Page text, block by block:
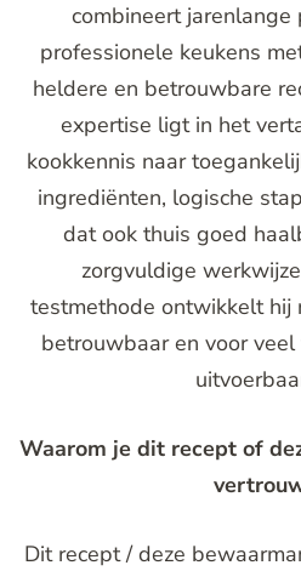
combineert jarenlange
professionele keukens
heldere en betrouwbare
expertise ligt in het
kookkennis naar
ingrediënten, logische
dat ook thuis goed
zorgvuldige
testmethode ontwikkelt hij
betrouwbaar en voor
Waarom je dit recept of
Dit recept / deze